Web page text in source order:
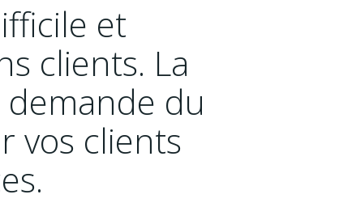
et
clients. La
du
vos clients